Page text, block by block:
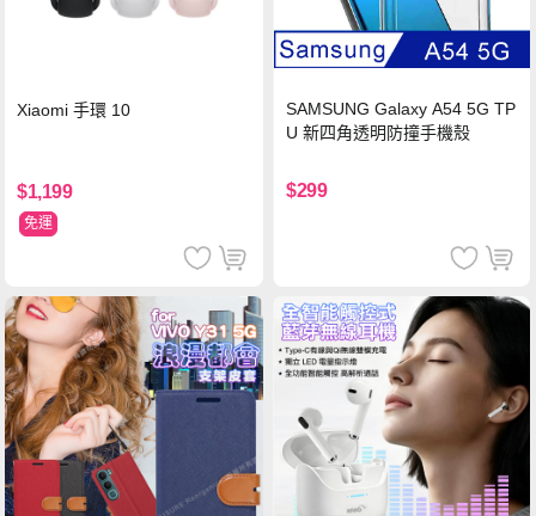
Xiaomi 手環 10
$1,199
免運
SAMSUNG Galaxy A54 5G TP
U 新四角透明防撞手機殼
$299